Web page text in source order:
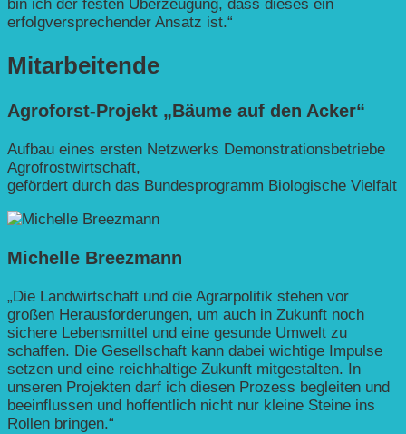
bin ich der festen Überzeugung, dass dieses ein
erfolgversprechender Ansatz ist.“
Mitarbeitende
Agroforst-Projekt „Bäume auf den Acker“
Aufbau eines ersten Netzwerks Demonstrationsbetriebe
Agrofrostwirtschaft,
gefördert durch das Bundesprogramm Biologische Vielfalt
Michelle Breezmann
„Die Landwirtschaft und die Agrarpolitik stehen vor
großen Herausforderungen, um auch in Zukunft noch
sichere Lebensmittel und eine gesunde Umwelt zu
schaffen. Die Gesellschaft kann dabei wichtige Impulse
setzen und eine reichhaltige Zukunft mitgestalten. In
unseren Projekten darf ich diesen Prozess begleiten und
beeinflussen und hoffentlich nicht nur kleine Steine ins
Rollen bringen.“